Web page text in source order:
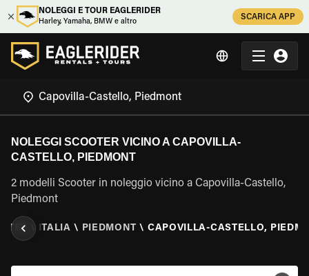
NOLEGGI E TOUR EAGLERIDER
Harley, Yamaha, BMW e altro
SCARICA APP
NOLEGGI SCOOTER VICINO A CAPOVILLA-
CASTELLO, PIEDMONT
2 modelli Scooter in noleggio vicino a Capovilla-Castello,
Piedmont
\ ITALIA \ PIEDMONT \ CAPOVILLA-CASTELLO,